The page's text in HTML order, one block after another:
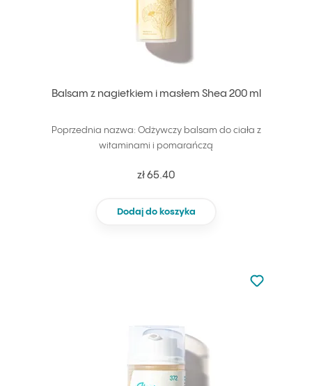
Balsam z nagietkiem i masłem Shea 200 ml
Poprzednia nazwa: Odżywczy balsam do ciała z
witaminami i pomarańczą
zł 65.40
Dodaj do koszyka
Nie dodano
Dodaj do